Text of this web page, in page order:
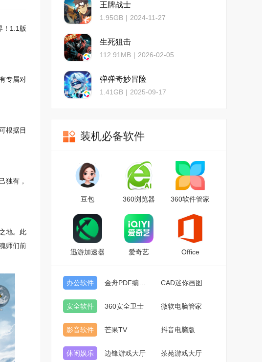
！1.1版
专属对
根据目
独有，
地。此
师们前
王牌战士
1.95GB | 2024-11-27
生死狙击
112.91MB | 2026-02-05
弹弹奇妙冒险
1.41GB | 2025-09-17
装机必备软件
豆包 360浏览器 360软件管家
迅游加速器 爱奇艺 Office
办公软件 CAD迷你画图
安全软件 360安全卫士 微软电脑管家
影音软件 芒果TV 抖音电脑版
休闲娱乐 边锋游戏大厅 茶苑游戏大厅